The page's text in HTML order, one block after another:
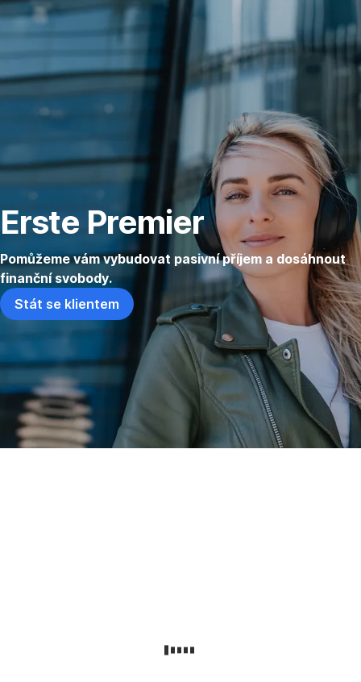
Přeskočit
Erste Premier
Pomůžeme vám vybudovat pasivní příjem a dosáhnout
finanční svobody.
Stát se klientem